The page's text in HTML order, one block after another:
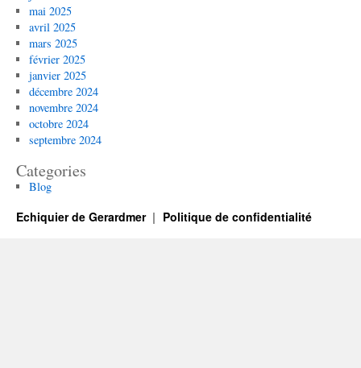
mai 2025
avril 2025
mars 2025
février 2025
janvier 2025
décembre 2024
novembre 2024
octobre 2024
septembre 2024
Categories
Blog
Echiquier de Gerardmer Politique de confidentialité